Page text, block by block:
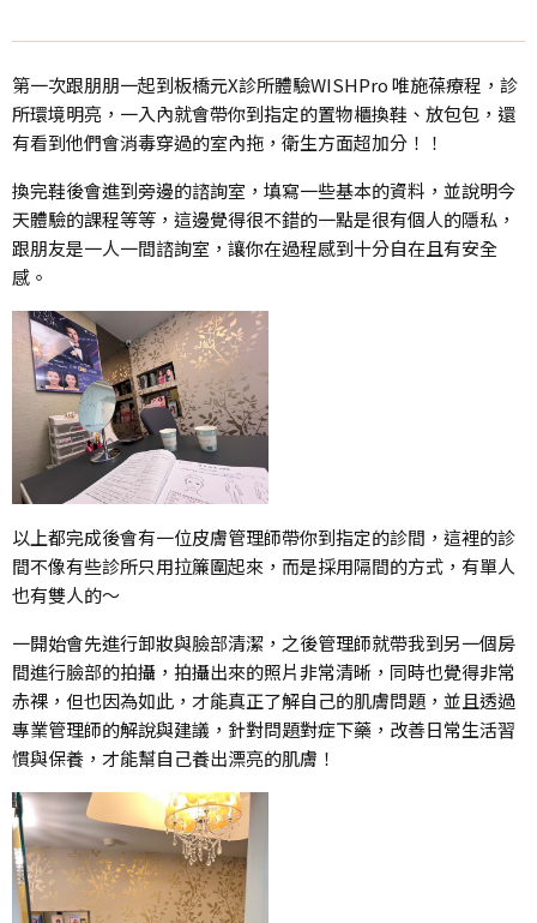
第一次跟朋朋一起到板橋元X診所體驗WISHPro 唯施葆療程，診
所環境明亮，一入內就會帶你到指定的置物櫃換鞋、放包包，還
有看到他們會消毒穿過的室內拖，衛生方面超加分！！
換完鞋後會進到旁邊的諮詢室，填寫一些基本的資料，並說明今
天體驗的課程等等，這邊覺得很不錯的一點是很有個人的隱私，
跟朋友是一人一間諮詢室，讓你在過程感到十分自在且有安全
感。
以上都完成後會有一位皮膚管理師帶你到指定的診間，這裡的診
間不像有些診所只用拉簾圍起來，而是採用隔間的方式，有單人
也有雙人的～
一開始會先進行卸妝與臉部清潔，之後管理師就帶我到另一個房
間進行臉部的拍攝，拍攝出來的照片非常清晰，同時也覺得非常
赤裸，但也因為如此，才能真正了解自己的肌膚問題，並且透過
專業管理師的解說與建議，針對問題對症下藥，改善日常生活習
慣與保養，才能幫自己養出漂亮的肌膚！